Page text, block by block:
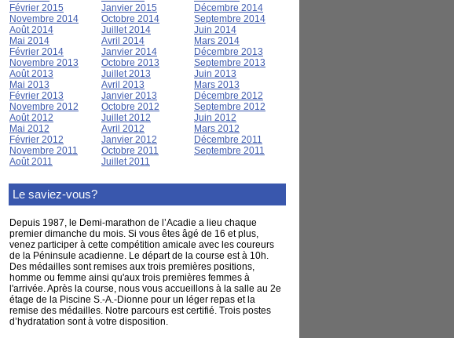
Février 2015
Janvier 2015
Décembre 2014
Novembre 2014
Octobre 2014
Septembre 2014
Août 2014
Juillet 2014
Juin 2014
Mai 2014
Avril 2014
Mars 2014
Février 2014
Janvier 2014
Décembre 2013
Novembre 2013
Octobre 2013
Septembre 2013
Août 2013
Juillet 2013
Juin 2013
Mai 2013
Avril 2013
Mars 2013
Février 2013
Janvier 2013
Décembre 2012
Novembre 2012
Octobre 2012
Septembre 2012
Août 2012
Juillet 2012
Juin 2012
Mai 2012
Avril 2012
Mars 2012
Février 2012
Janvier 2012
Décembre 2011
Novembre 2011
Octobre 2011
Septembre 2011
Août 2011
Juillet 2011
Le saviez-vous?
Depuis 1987, le Demi-marathon de l’Acadie a lieu chaque
premier dimanche du mois. Si vous êtes âgé de 16 et plus,
venez participer à cette compétition amicale avec les coureurs
de la Péninsule acadienne. Le départ de la course est à 10h.
Des médailles sont remises aux trois premières positions,
homme ou femme ainsi qu'aux trois premières femmes à
l'arrivée. Après la course, nous vous accueillons à la salle au 2e
étage de la Piscine S.-A.-Dionne pour un léger repas et la
remise des médailles. Notre parcours est certifié. Trois postes
d’hydratation sont à votre disposition.